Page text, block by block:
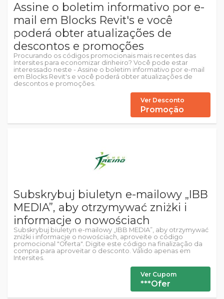
Assine o boletim informativo por e-
mail em Blocks Revit's e você
poderá obter atualizações de
descontos e promoções
Procurando os códigos promocionais mais recentes das
Intersites para economizar dinheiro? Você pode estar
interessado neste - Assine o boletim informativo por e-mail
em Blocks Revit's e você poderá obter atualizações de
descontos e promoções.
Ver Desconto
Promoção
Subskrybuj biuletyn e-mailowy „IBB
MEDIA”, aby otrzymywać zniżki i
informacje o nowościach
Subskrybuj biuletyn e-mailowy „IBB MEDIA”, aby otrzymywać
zniżki i informacje o nowościach, aproveite o código
promocional "Oferta". Digite este código na finalização da
compra para aproveitar o desconto. Válido apenas em
Intersites.
Ver Cupom
***Ofer